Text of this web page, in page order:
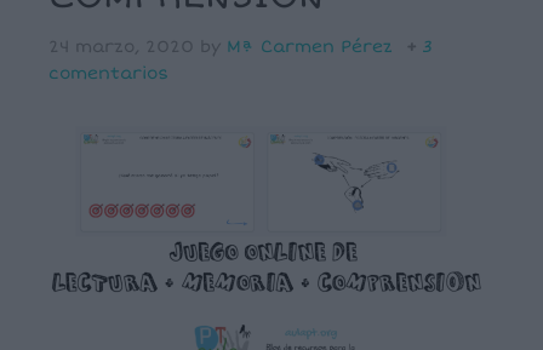
24 marzo, 2020 by Mª Carmen Pérez
3
comentarios